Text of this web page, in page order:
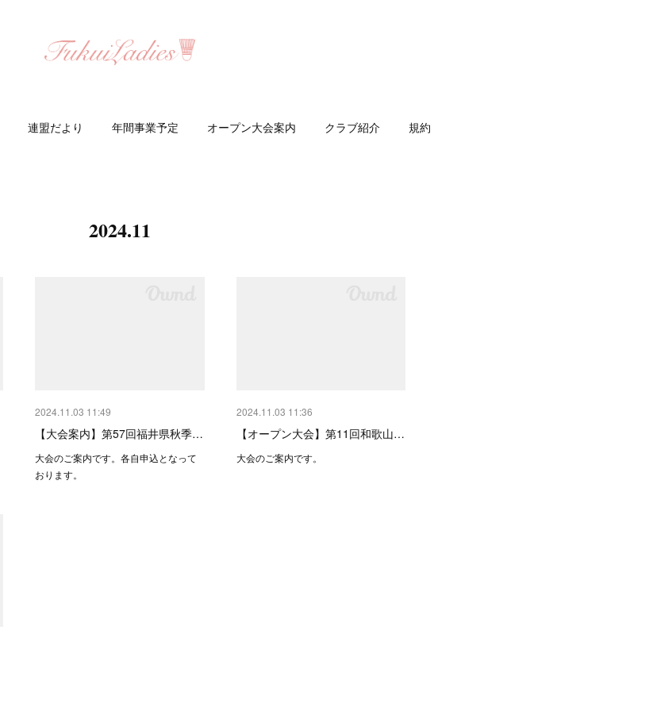
連盟だより 年間事業予定 オープン大会案内 クラブ紹介 規約
2024.11
2024.11.03 11:49
【大会案内】第57回福井県秋季…
大会のご案内です。各自申込となって
おります。
2024.11.03 11:36
【オープン大会】第11回和歌山…
大会のご案内です。